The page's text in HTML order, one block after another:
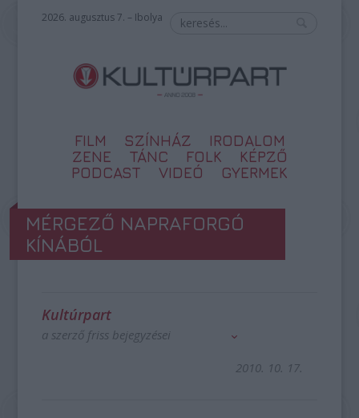
2026. augusztus 7. – Ibolya
FILM SZÍNHÁZ
IRODALOM
ZENE
TÁNC FOLK
KÉPZŐ
PODCAST
VIDEÓ GYERMEK
MÉRGEZŐ NAPRAFORGÓ
KÍNÁBÓL
Kultúrpart
a szerző friss bejegyzései
2010. 10. 17.